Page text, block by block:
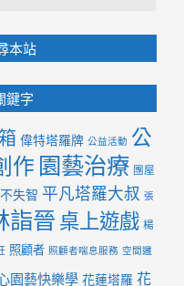
本站
鍵字
偉特塔羅牌 公益活動 公
作 園藝治療 團屋
失智 平凡塔羅大叔 張
詣晉桌上遊戲 楊
照顧者 照顧者喘息服務 空間邏
園藝快樂學 花蓮塔羅 花